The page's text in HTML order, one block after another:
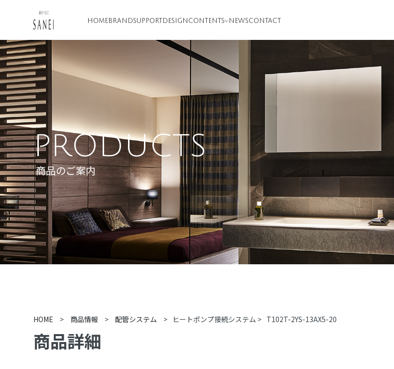
HOME BRANDSUPPORT DESIGN CONTENTS NEWSCONTACT
PRODUCTS
商品のご案内
HOME > 商品情報 > 配管システム > ヒートポンプ接続システム > T102T-2YS-13AX5-20
商品詳細